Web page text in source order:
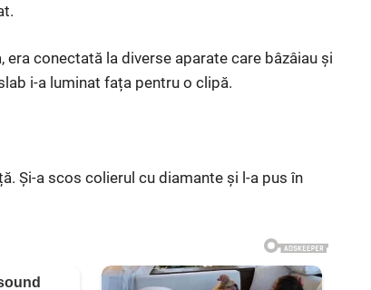
conectată la diverse aparate care bâzâiau și
i-a luminat fața pentru o clipă.
Și-a scos colierul cu diamante și l-a pus în